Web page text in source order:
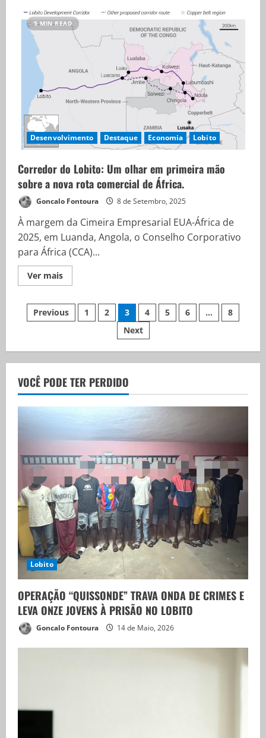
5 MIN READ
Desenvolvimento Destaque Economia Lobito
Corredor do Lobito: Um olhar em primeira mão
sobre a nova rota comercial de África.
Goncalo Fontoura 8 de Setembro, 2025
À margem da Cimeira Empresarial EUA-África de
2025, em Luanda, Angola, o Conselho Corporativo
para África (CCA)...
Ver mais
Previous 1 2 3 4 5 6 …
8
Next
VOCÊ PODE TER PERDIDO
Lobito
OPERAÇÃO “QUISSONDE” TRAVA ONDA DE CRIMES E
LEVA ONZE JOVENS À PRISÃO NO LOBITO
Goncalo Fontoura 14 de Maio, 2026